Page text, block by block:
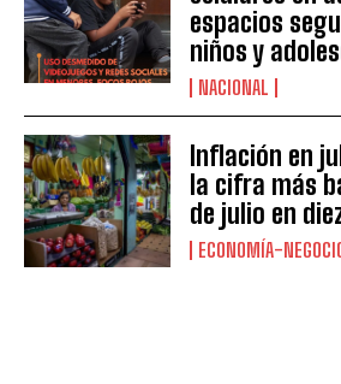
espacios
niños y
NACIONAL
Inflación en
la cifra más
de julio en
ECONOMÍA-